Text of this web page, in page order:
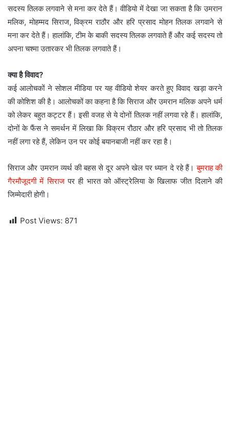
सदस्य तिलक लगवाने से मना कर देते हैं। वीडियो में देखा जा सकता है कि उमरान
मलिक, मोहम्मद सिराज, विक्रम राठौर और हरि प्रसाद मोहन तिलक लगवाने से
मना कर देते हैं। हालांकि, टीम के बाकी सदस्य तिलक लगवाते हैं और कई सदस्य तो
अपना चश्मा उतारकर भी तिलक लगवाते हैं।
क्या है विवाद?
कई आलोचकों ने सोशल मीडिया पर यह वीडियो शेयर करते हुए विवाद खड़ा करने
की कोशिश की है। आलोचकों का कहना है कि सिराज और उमरान मलिक अपने धर्म
को लेकर बहुत कट्टर हैं। इसी वजह से ये दोनों तिलक नहीं लगवा रहे हैं। हालांकि,
दोनों के फैंस ने समर्थन में लिखा कि विक्रम रौठार और हरि प्रसाद भी तो तिलक
नहीं लगा रहे हैं, लेकिन उन पर कोई बयानबाजी नहीं कर रहा है।
सिराज और उमरान व्यर्थ की बहस से दूर अपने खेल पर ध्यान दे रहे हैं।बुमराह की
गैरमौजूदगी में सिराजपर ही भारत को ऑस्ट्रेलिया के खिलाफ जीत दिलाने की
जिम्मेदारी होगी।
Post Views: 871